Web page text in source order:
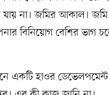
না। জমির আকাল। জমি
বিনিয়োগ বেশির ভাগ
একটি হাওর